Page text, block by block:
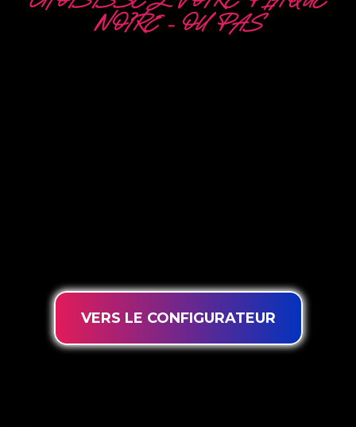
NOIRE – OU PAS
VERS LE CONFIGURATEUR